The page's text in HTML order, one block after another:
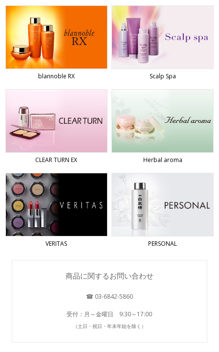
blannoble RX Scalp Spa
CLEAR TURN EX Herbal aroma
VERITAS PERSONAL
商品に関するお問い合わせ
☎ 03-6842-5860
受付：月～金曜日 9:30～17:00
（土日・祝日・年末年始を除く）